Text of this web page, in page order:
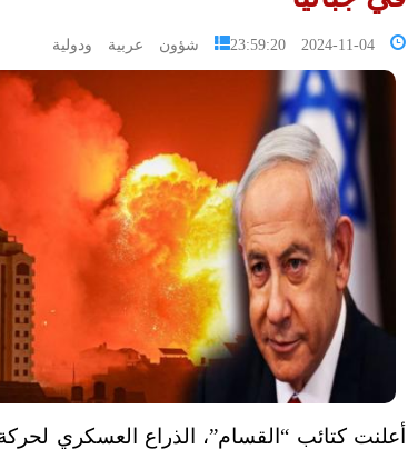
2024-11-04 23:59:20 شؤون عربية ودولية
أعلنت كتائب “القسام”، الذراع العسكري